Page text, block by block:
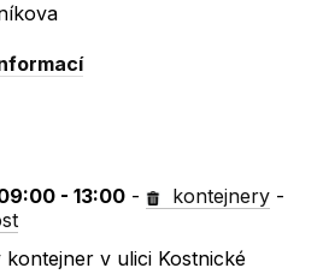
- 13:00 - kontejnery -
kontejner v ulici Kostnické